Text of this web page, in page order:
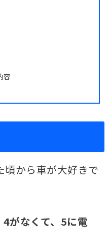
容
頃から車が大好きで
がなくて、5に電